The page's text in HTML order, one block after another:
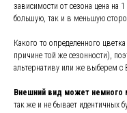
зависимости от сезона цена на
большую, так и в меньшую
Какого то определенного
причине той же сезонности),
альтернативу или же выберем с
Внешний вид может немного
так же и не бывает идентичных